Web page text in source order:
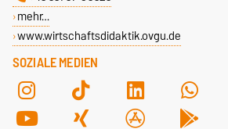
SOZIALE MEDIEN
mehr…
www.wirtschaftsdidaktik.ovgu.de